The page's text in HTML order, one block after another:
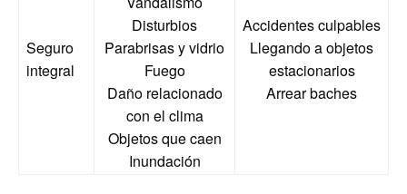
Seguro
integral
Disturbios
Parabrisas y vidrio
Fuego
Daño relacionado
con el clima
Objetos que caen
Inundación
Accidentes culpables
Llegando a objetos
estacionarios
Arrear baches